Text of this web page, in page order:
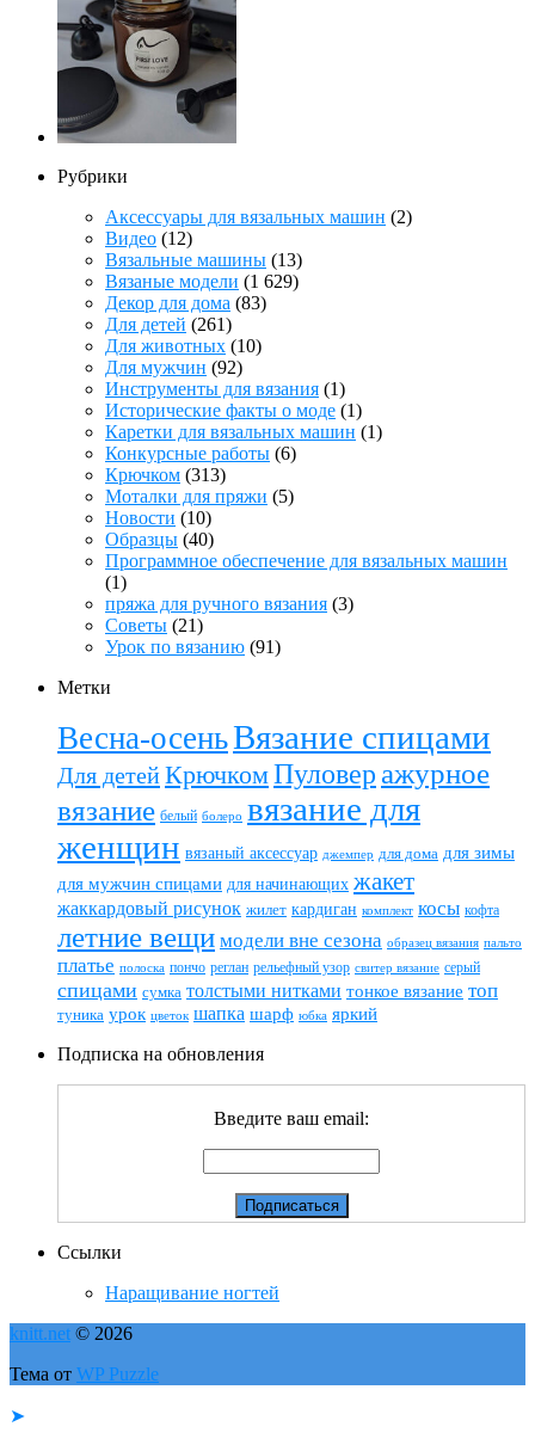
Рубрики
Аксессуары для вязальных машин (2)
Видео (12)
Вязальные машины (13)
Вязаные модели (1 629)
Декор для дома (83)
Для детей (261)
Для животных (10)
Для мужчин (92)
Инструменты для вязания (1)
Исторические факты о моде (1)
Каретки для вязальных машин (1)
Конкурсные работы (6)
Крючком (313)
Моталки для пряжи (5)
Новости (10)
Образцы (40)
Программное обеспечение для вязальных машин
(1)
пряжа для ручного вязания (3)
Советы (21)
Урок по вязанию (91)
Метки
Весна-осеньВязание спицами
Для детейКрючкомПуловер ажурное
вязание белый болеро вязание для
женщин вязаный аксессуар джемпер для дома для зимы
для мужчин спицами для начинающих жакет
жаккардовый рисунок жилет кардиган комплект косы кофта
летние вещи модели вне сезона образец вязания пальто
платье полоска пончо реглан рельефный узор свитер вязание серый
спицами сумка толстыми нитками тонкое вязание топ
туника урок цветок шапка шарф юбка яркий
Подписка на обновления
Введите ваш email:
Ссылки
Наращивание ногтей
knitt.net © 2026
Тема от WP Puzzle
➤